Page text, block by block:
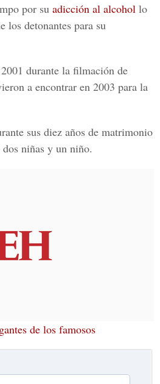
por su adicción al alcohol lo
los detonantes para su
durante la filmación de
a encontrar en 2003 para la
sus diez años de matrimonio
niñas y un niño.
de los famosos